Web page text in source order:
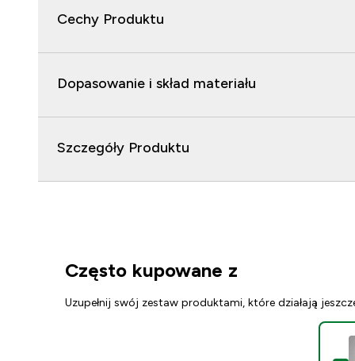
Cechy Produktu
Dopasowanie i skład materiału
Szczegóły Produktu
Często kupowane z
Uzupełnij swój zestaw produktami, które działają